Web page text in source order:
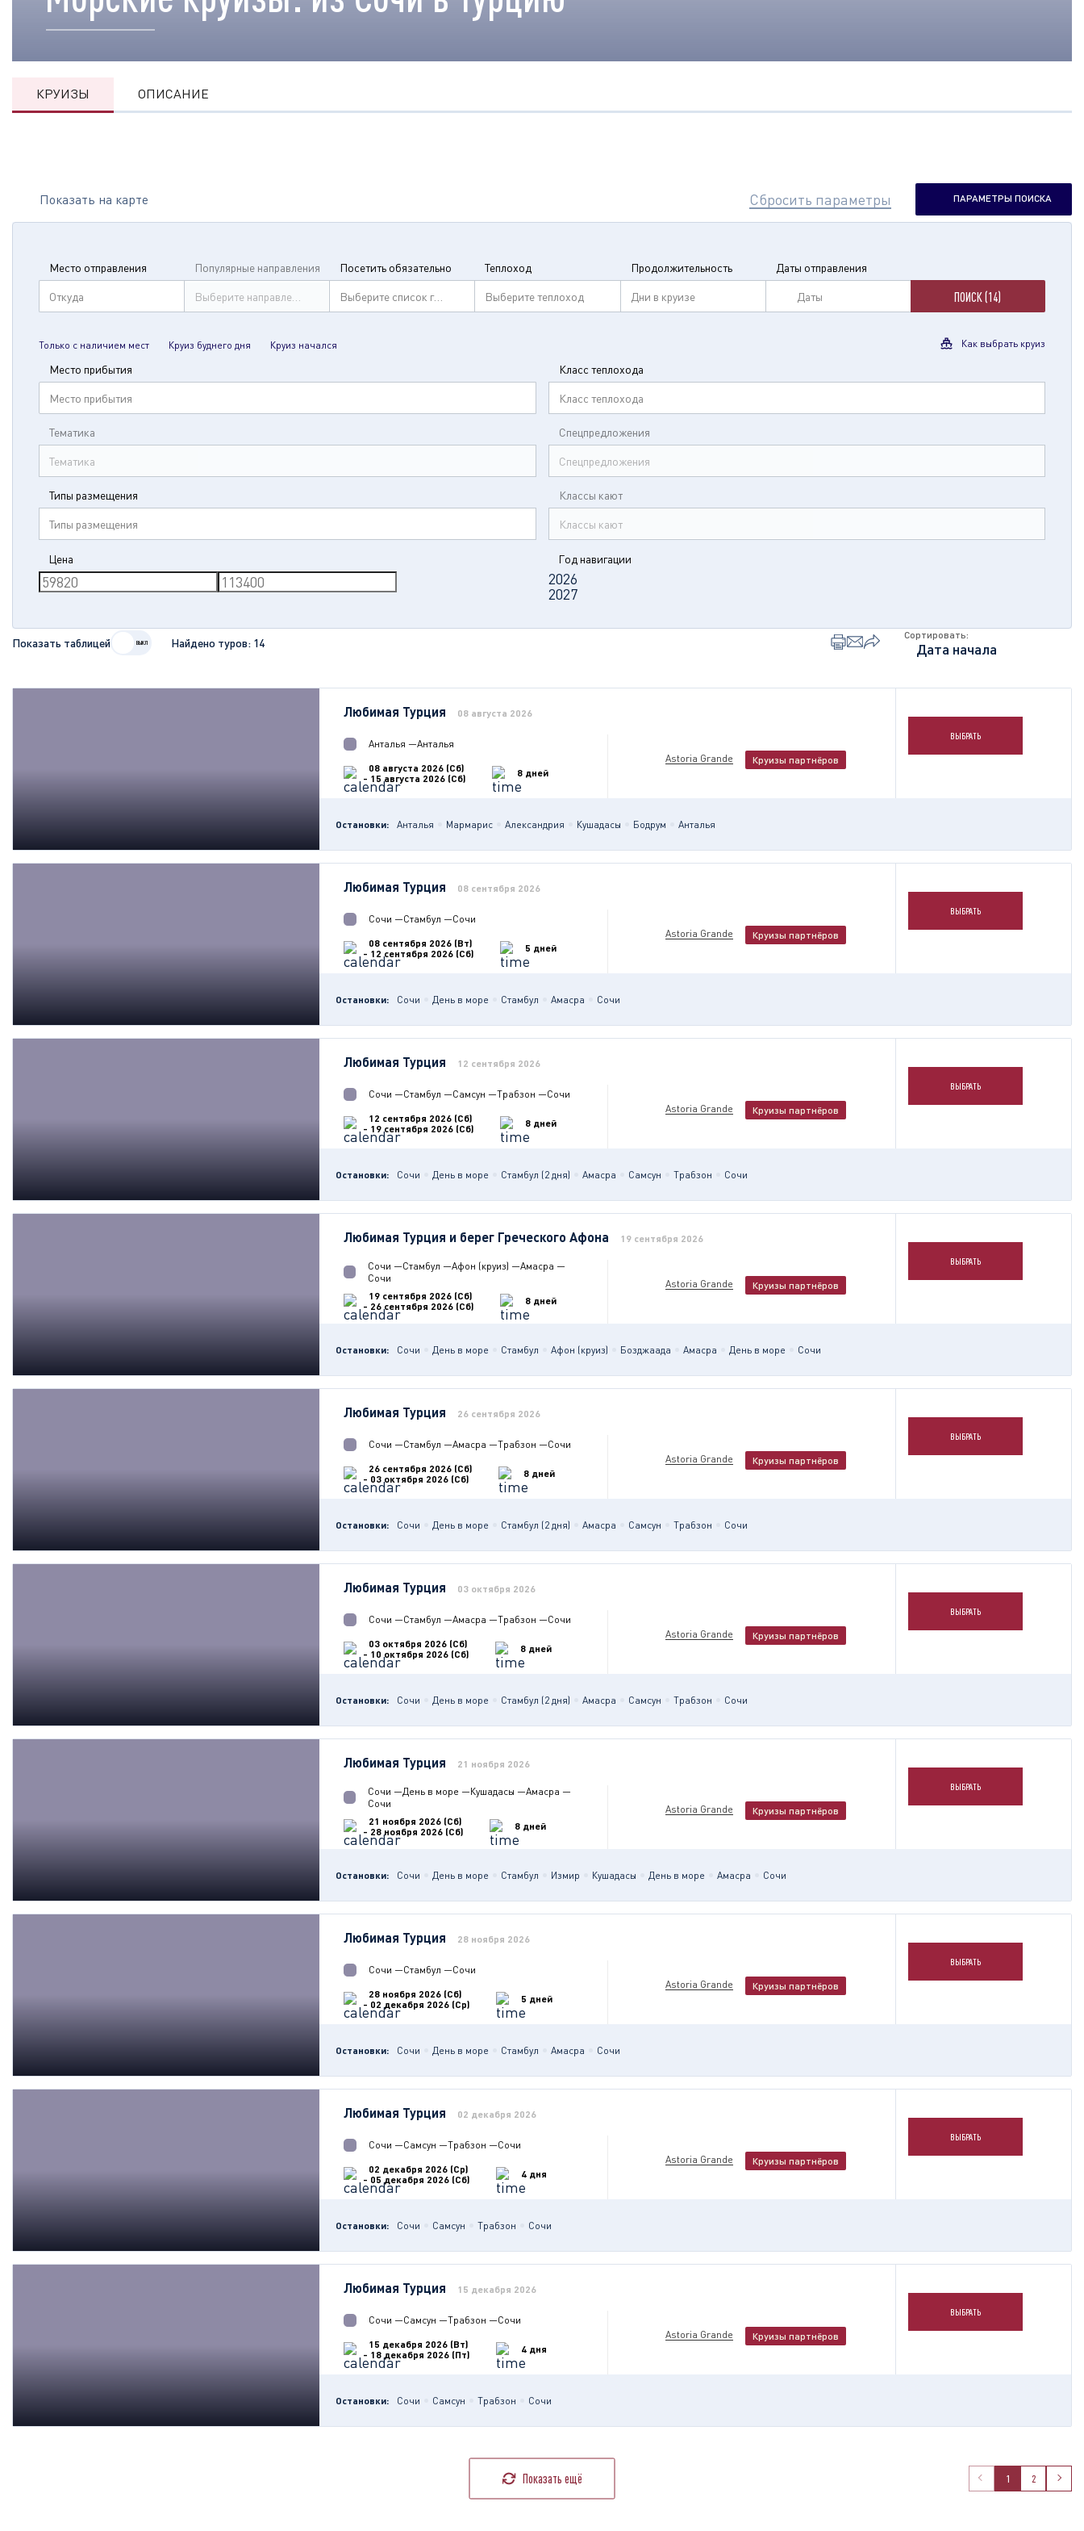
КРУИЗЫ ОПИСАНИЕ
Показать на карте Сбросить параметры ПАРАМЕТРЫ ПОИСКА
Место отправления
Откуда
Популярные направления
Выберите направление
Посетить обязательно
Выберите список городов
Теплоход
Выберите теплоход
Продолжительность
Дни в круизе
Даты отправления
Даты ПОИСК (14)
Только с наличием мест Круиз буднего дня Круиз начался Как выбрать круиз
Место прибытия
Место прибытия
Класс теплохода
Класс теплохода
Тематика
Тематика
Спецпредложения
Спецпредложения
Типы размещения
Типы размещения
Классы кают
Классы кают
Цена Год навигации
2026
2027
Показать таблицей Найдено туров: 14
Сортировать:
Любимая Турция 08 августа 2026
Анталья —Анталья
08 августа 2026 (Сб)
- 15 августа 2026 (Сб)
8 дней
Astoria Grande Круизы партнёров
ВЫБРАТЬ
Остановки: Анталья Мармарис Александрия Кушадасы Бодрум Анталья
Любимая Турция 08 сентября 2026
Сочи —Стамбул —Сочи
08 сентября 2026 (Вт)
- 12 сентября 2026 (Сб)
5 дней
Astoria Grande Круизы партнёров
ВЫБРАТЬ
Остановки: Сочи День в море Стамбул Амасра Сочи
Любимая Турция 12 сентября 2026
Сочи —Стамбул —Самсун —Трабзон —Сочи
12 сентября 2026 (Сб)
- 19 сентября 2026 (Сб)
8 дней
Astoria Grande Круизы партнёров
ВЫБРАТЬ
Остановки: Сочи День в море Стамбул (2 дня) Амасра Самсун Трабзон Сочи
Любимая Турция и берег Греческого Афона 19 сентября 2026
Сочи —Стамбул —Афон (круиз) —Амасра —
Сочи
19 сентября 2026 (Сб)
- 26 сентября 2026 (Сб)
8 дней
Astoria Grande Круизы партнёров
ВЫБРАТЬ
Остановки: Сочи День в море Стамбул Афон (круиз) Бозджаада Амасра День в море Сочи
Любимая Турция 26 сентября 2026
Сочи —Стамбул —Амасра —Трабзон —Сочи
26 сентября 2026 (Сб)
- 03 октября 2026 (Сб)
8 дней
Astoria Grande Круизы партнёров
ВЫБРАТЬ
Остановки: Сочи День в море Стамбул (2 дня) Амасра Самсун Трабзон Сочи
Любимая Турция 03 октября 2026
Сочи —Стамбул —Амасра —Трабзон —Сочи
03 октября 2026 (Сб)
- 10 октября 2026 (Сб)
8 дней
Astoria Grande Круизы партнёров
ВЫБРАТЬ
Остановки: Сочи День в море Стамбул (2 дня) Амасра Самсун Трабзон Сочи
Любимая Турция 21 ноября 2026
Сочи —День в море —Кушадасы —Амасра —
Сочи
21 ноября 2026 (Сб)
- 28 ноября 2026 (Сб)
8 дней
Astoria Grande Круизы партнёров
ВЫБРАТЬ
Остановки: Сочи День в море Стамбул Измир Кушадасы День в море Амасра Сочи
Любимая Турция 28 ноября 2026
Сочи —Стамбул —Сочи
28 ноября 2026 (Сб)
- 02 декабря 2026 (Ср)
5 дней
Astoria Grande Круизы партнёров
ВЫБРАТЬ
Остановки: Сочи День в море Стамбул Амасра Сочи
Любимая Турция 02 декабря 2026
Сочи —Самсун —Трабзон —Сочи
02 декабря 2026 (Ср)
- 05 декабря 2026 (Сб)
4 дня
Astoria Grande Круизы партнёров
ВЫБРАТЬ
Остановки: Сочи Самсун Трабзон Сочи
Любимая Турция 15 декабря 2026
Сочи —Самсун —Трабзон —Сочи
15 декабря 2026 (Вт)
- 18 декабря 2026 (Пт)
4 дня
Astoria Grande Круизы партнёров
ВЫБРАТЬ
Остановки: Сочи Самсун Трабзон Сочи
1 2
Показать ещё